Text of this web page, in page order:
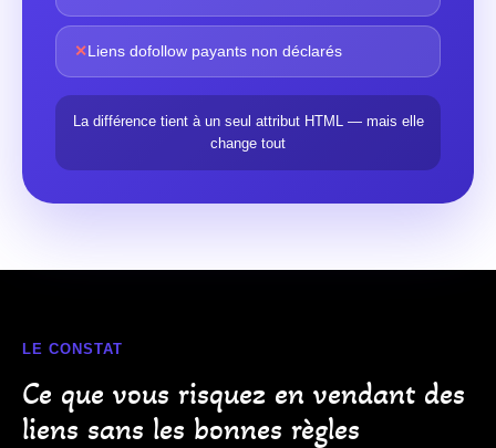
✕ Liens dofollow payants non déclarés
La différence tient à un seul attribut HTML — mais elle
change tout
LE CONSTAT
Ce que vous risquez en vendant des
liens sans les bonnes règles